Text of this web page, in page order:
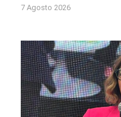
7 Agosto 2026